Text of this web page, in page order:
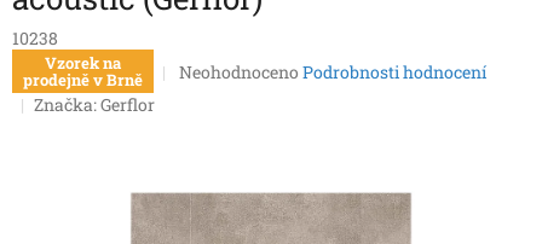
10238
Vzorek na
prodejně v Brně
Průměrné
5
hvězdiček.
Neohodnoceno Podrobnosti hodnocení
Značka:Gerflor